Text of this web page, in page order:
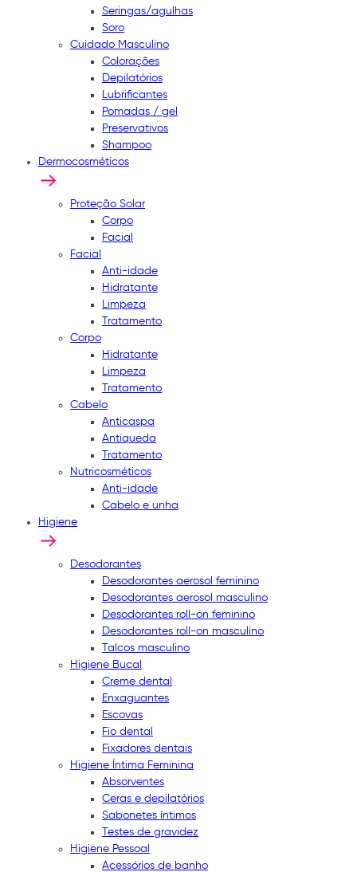
Seringas/agulhas
Soro
Cuidado Masculino
Colorações
Depilatórios
Lubrificantes
Pomadas / gel
Preservativos
Shampoo
Dermocosméticos
Proteção Solar
Corpo
Facial
Facial
Anti-idade
Hidratante
Limpeza
Tratamento
Corpo
Hidratante
Limpeza
Tratamento
Cabelo
Anticaspa
Antiqueda
Tratamento
Nutricosméticos
Anti-idade
Cabelo e unha
Higiene
Desodorantes
Desodorantes aerosol feminino
Desodorantes aerosol masculino
Desodorantes roll-on feminino
Desodorantes roll-on masculino
Talcos masculino
Higiene Bucal
Creme dental
Enxaguantes
Escovas
Fio dental
Fixadores dentais
Higiene Íntima Feminina
Absorventes
Ceras e depilatórios
Sabonetes íntimos
Testes de gravidez
Higiene Pessoal
Acessórios de banho